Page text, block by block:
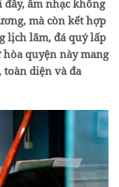
âm nhạc không
mà còn kết hợp
lịch lãm, đá quý lấp
quyện này mang
diện và đa